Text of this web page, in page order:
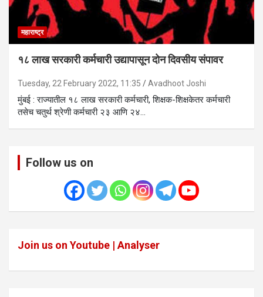
महाराष्ट्र
१८ लाख सरकारी कर्मचारी उद्यापासून दोन दिवसीय संपावर
Tuesday, 22 February 2022, 11:35 Avadhoot Joshi
मुंबई : राज्यातील १८ लाख सरकारी कर्मचारी, शिक्षक-शिक्षकेतर कर्मचारी
तसेच चतुर्थ श्रेणी कर्मचारी २३ आणि २४…
Follow us on
Join us on Youtube | Analyser